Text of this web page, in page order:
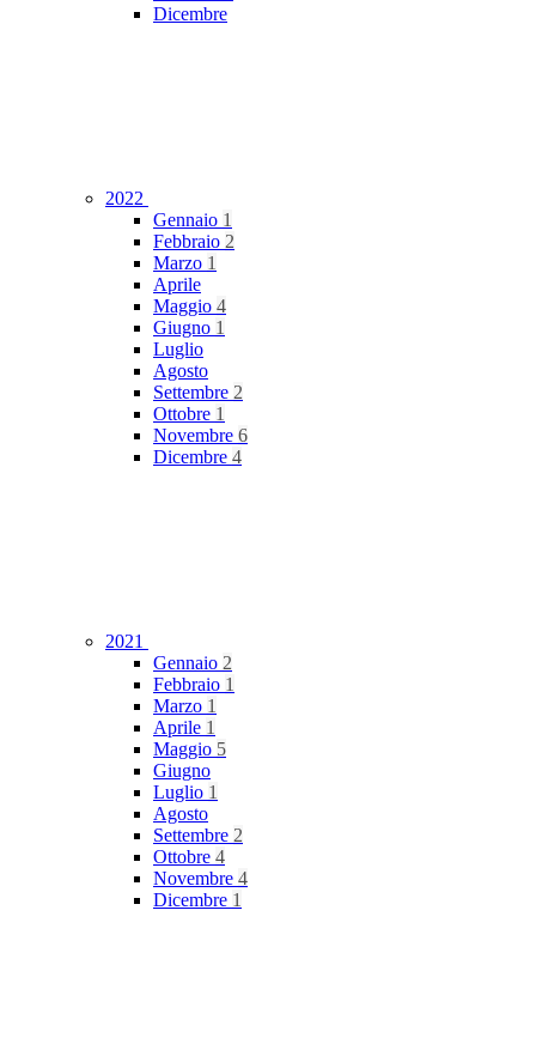
Dicembre
2022
Gennaio 1
Febbraio 2
Marzo 1
Aprile
Maggio 4
Giugno 1
Luglio
Agosto
Settembre 2
Ottobre 1
Novembre 6
Dicembre 4
2021
Gennaio 2
Febbraio 1
Marzo 1
Aprile 1
Maggio 5
Giugno
Luglio 1
Agosto
Settembre 2
Ottobre 4
Novembre 4
Dicembre 1